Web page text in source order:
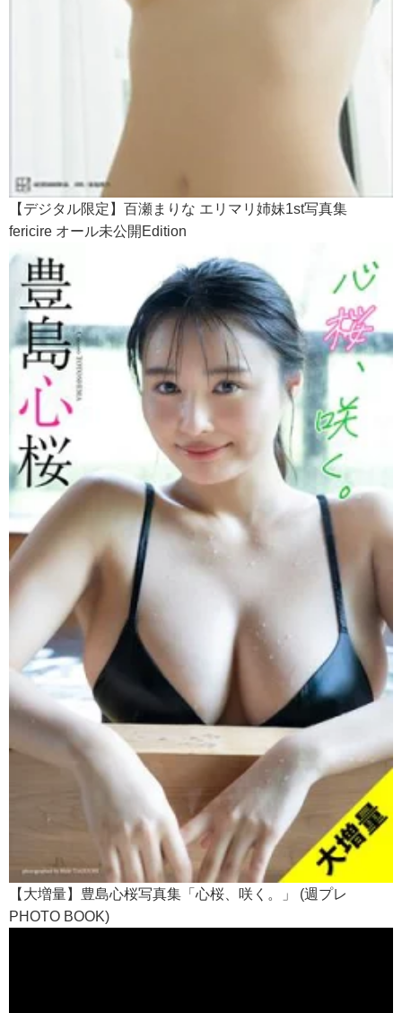
【デジタル限定】百瀬まりな エリマリ姉妹1st写真集
fericire オール未公開Edition
【大増量】豊島心桜写真集「心桜、咲く。」 (週プレ
PHOTO BOOK)